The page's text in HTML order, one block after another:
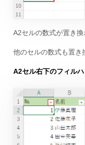
A2セルの数式が置き換
他のセルの数式も置き
A2セル右下のフィル